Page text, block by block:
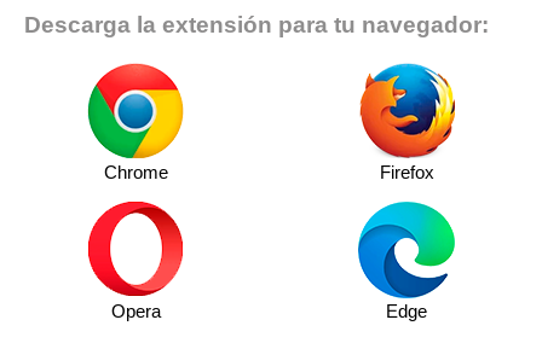
Descarga la extensión para tu navegador:
Chrome Firefox
Opera Edge